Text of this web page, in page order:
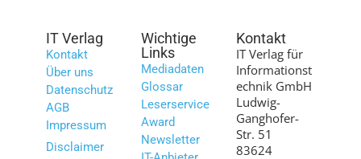
IT Verlag
Kontakt
Über uns
Datenschutz
AGB
Impressum
Disclaimer
Wichtige
Links
Mediadaten
Glossar
Leserservice
Award
Newsletter
Kontakt
IT Verlag für
Informationst
echnik GmbH
Ludwig-
Ganghofer-
Str. 51
83624